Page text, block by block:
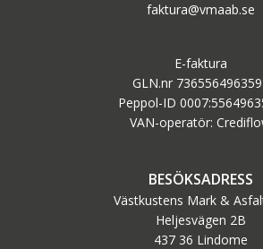
faktura@vmaab.se
E-faktura
GLN.nr
Peppol-ID
VAN-operatör:
BESÖKSADRESS
Västkustens Mark &
Heljesvägen 2B
437 36 Lindome